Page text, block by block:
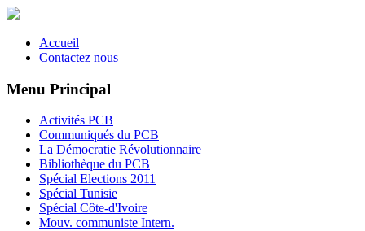
Accueil
Contactez nous
Menu Principal
Activités PCB
Communiqués du PCB
La Démocratie Révolutionnaire
Bibliothèque du PCB
Spécial Elections 2011
Spécial Tunisie
Spécial Côte-d'Ivoire
Mouv. communiste Intern.